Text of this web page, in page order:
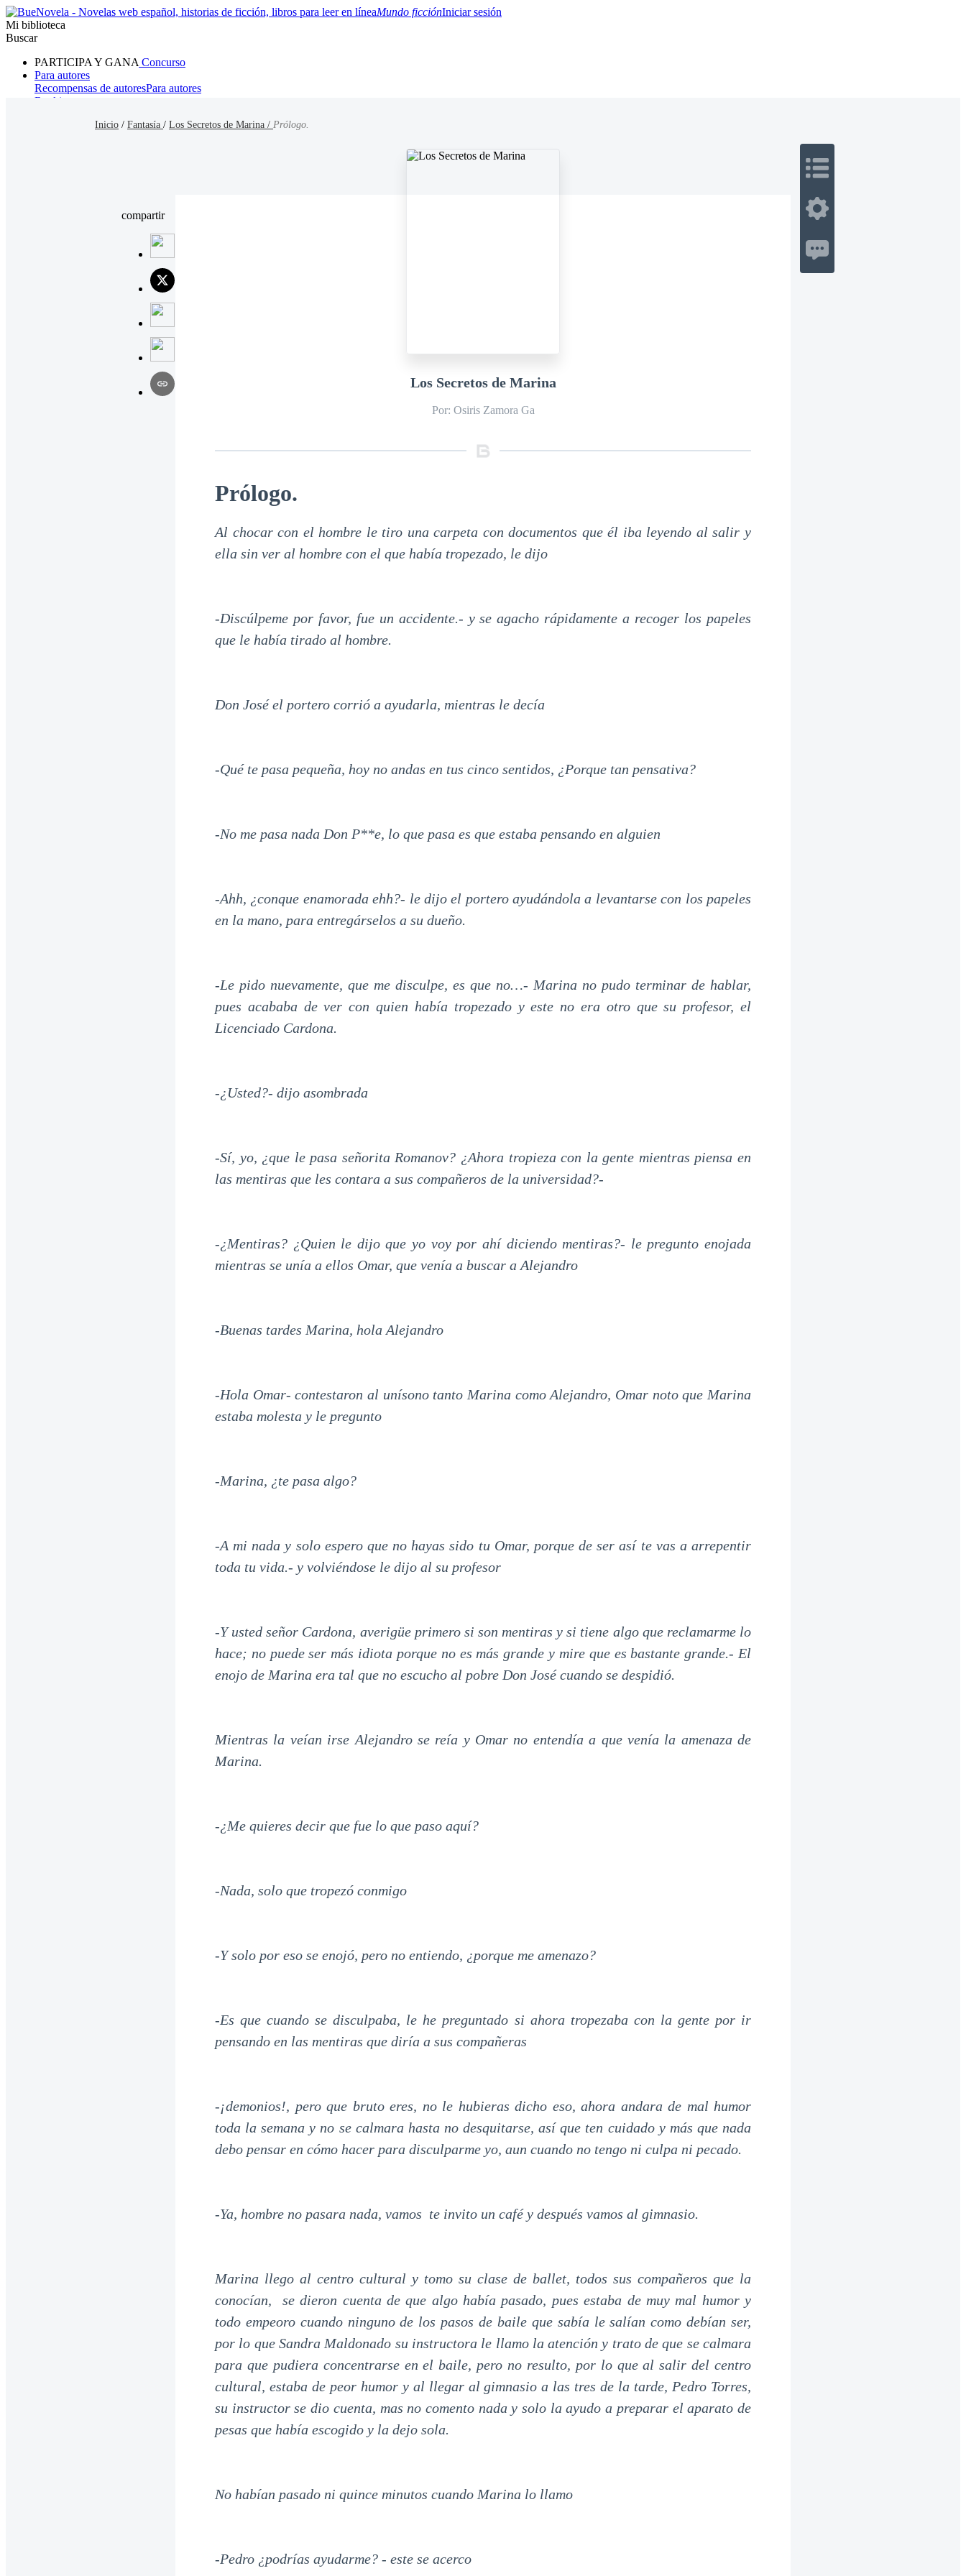
Mundo ficciónIniciar sesión
Mi biblioteca
Buscar
PARTICIPA Y GANA Concurso
Para autores
Recompensas de autoresPara autores
Ranking
ParanormalMisterio/ThrillerOriental
Inicio / Fantasía / Los Secretos de Marina / Prólogo.
compartir
Los Secretos de Marina
Por: Osiris Zamora Ga
Prólogo.
Al chocar con el hombre le tiro una carpeta con documentos que él iba leyendo al salir y
ella sin ver al hombre con el que había tropezado, le dijo
-Discúlpeme por favor, fue un accidente.- y se agacho rápidamente a recoger los papeles
que le había tirado al hombre.
Don José el portero corrió a ayudarla, mientras le decía
-Qué te pasa pequeña, hoy no andas en tus cinco sentidos, ¿Porque tan pensativa?
-No me pasa nada Don P**e, lo que pasa es que estaba pensando en alguien
-Ahh, ¿conque enamorada ehh?- le dijo el portero ayudándola a levantarse con los papeles
en la mano, para entregárselos a su dueño.
-Le pido nuevamente, que me disculpe, es que no…- Marina no pudo terminar de hablar,
pues acababa de ver con quien había tropezado y este no era otro que su profesor, el
Licenciado Cardona.
-¿Usted?- dijo asombrada
-Sí, yo, ¿que le pasa señorita Romanov? ¿Ahora tropieza con la gente mientras piensa en
las mentiras que les contara a sus compañeros de la universidad?-
-¿Mentiras? ¿Quien le dijo que yo voy por ahí diciendo mentiras?- le pregunto enojada
mientras se unía a ellos Omar, que venía a buscar a Alejandro
-Buenas tardes Marina, hola Alejandro
-Hola Omar- contestaron al unísono tanto Marina como Alejandro, Omar noto que Marina
estaba molesta y le pregunto
-Marina, ¿te pasa algo?
-A mi nada y solo espero que no hayas sido tu Omar, porque de ser así te vas a arrepentir
toda tu vida.- y volviéndose le dijo al su profesor
-Y usted señor Cardona, averigüe primero si son mentiras y si tiene algo que reclamarme lo
hace; no puede ser más idiota porque no es más grande y mire que es bastante grande.- El
enojo de Marina era tal que no escucho al pobre Don José cuando se despidió.
Mientras la veían irse Alejandro se reía y Omar no entendía a que venía la amenaza de
Marina.
-¿Me quieres decir que fue lo que paso aquí?
-Nada, solo que tropezó conmigo
-Y solo por eso se enojó, pero no entiendo, ¿porque me amenazo?
-Es que cuando se disculpaba, le he preguntado si ahora tropezaba con la gente por ir
pensando en las mentiras que diría a sus compañeras
-¡demonios!, pero que bruto eres, no le hubieras dicho eso, ahora andara de mal humor
toda la semana y no se calmara hasta no desquitarse, así que ten cuidado y más que nada
debo pensar en cómo hacer para disculparme yo, aun cuando no tengo ni culpa ni pecado.
-Ya, hombre no pasara nada, vamos te invito un café y después vamos al gimnasio.
Marina llego al centro cultural y tomo su clase de ballet, todos sus compañeros que la
conocían, se dieron cuenta de que algo había pasado, pues estaba de muy mal humor y
todo empeoro cuando ninguno de los pasos de baile que sabía le salían como debían ser,
por lo que Sandra Maldonado su instructora le llamo la atención y trato de que se calmara
para que pudiera concentrarse en el baile, pero no resulto, por lo que al salir del centro
cultural, estaba de peor humor y al llegar al gimnasio a las tres de la tarde, Pedro Torres,
su instructor se dio cuenta, mas no comento nada y solo la ayudo a preparar el aparato de
pesas que había escogido y la dejo sola.
No habían pasado ni quince minutos cuando Marina lo llamo
-Pedro ¿podrías ayudarme? - este se acerco